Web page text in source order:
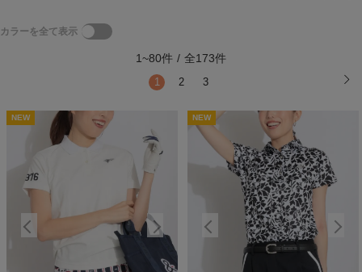
カラーを全て表示
1~80件 / 全173件
1 2 3
NEW NEW
NEW NEW